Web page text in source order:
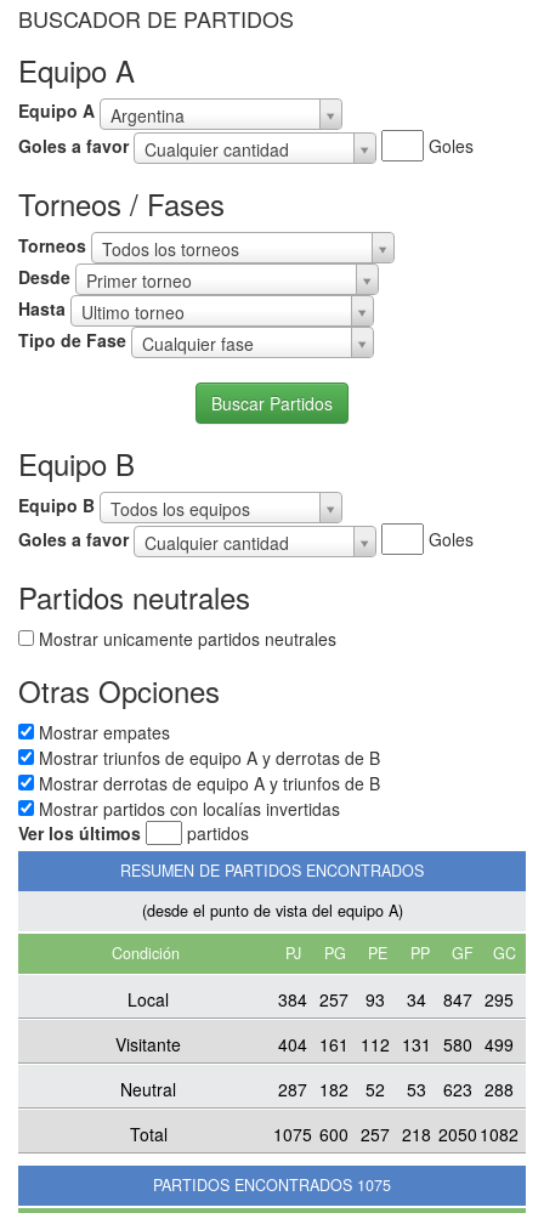
BUSCADOR DE PARTIDOS
Equipo A
Equipo A
Argentina
Goles a favor
Cualquier cantidad
Goles
a
favor
Goles
Torneos / Fases
Torneos
Todos los torneos
Desde
Primer torneo
Desde
Hasta
Ultimo torneo
Hasta
Tipo de Fase
Cualquier fase
Tipo
de
Buscar Partidos
Equipo B
Equipo B
Todos los equipos
Goles a favor
Cualquier cantidad
Goles
a
Goles
Partidos neutrales
Mostrar unicamente partidos neutrales
Otras Opciones
Mostrar empates
Mostrar triunfos de equipo A y derrotas de B
Mostrar derrotas de equipo A y triunfos de B
Mostrar partidos con localías invertidas
Ver los últimos
partidos
RESUMEN DE PARTIDOS ENCONTRADOS
(desde el punto de vista del equipo A)
Condición
PJ PG PE PP GF GC
Local 384 257 93 34 847 295
Visitante
404 161 112 131 580 499
Neutral
287 182 52 53 623 288
Total
1075 600 257 218 2050 1082
PARTIDOS ENCONTRADOS 1075